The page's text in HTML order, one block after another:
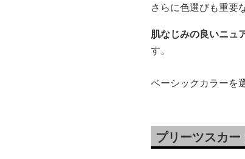
さらに色選びも重要
肌なじみの良いニュ
す。
ベーシックカラーを
プリーツスカ